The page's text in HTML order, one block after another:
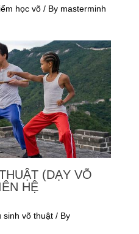
học võ/ By masterminh
(DẠY VÕ
HỆ
sinh võ thuật/ By